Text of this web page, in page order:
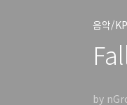
음악/
by